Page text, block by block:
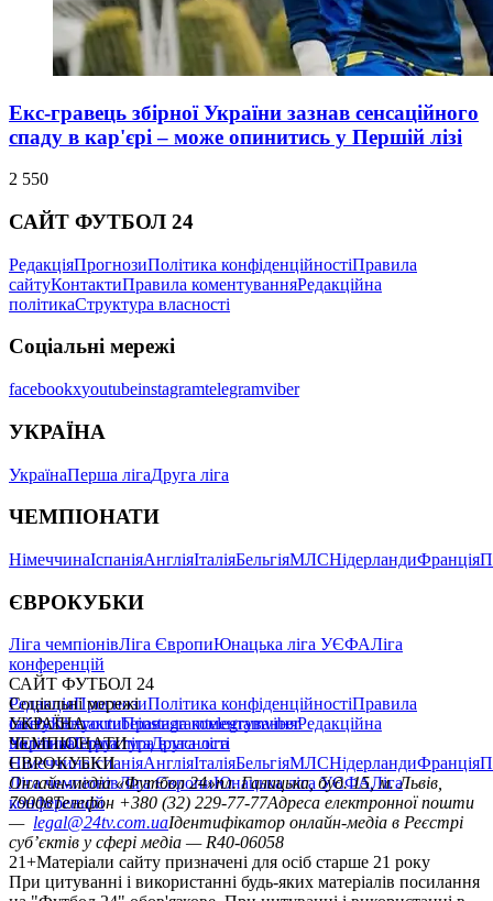
Екс-гравець збірної України зазнав сенсаційного
спаду в кар'єрі – може опинитись у Першій лізі
2 550
САЙТ ФУТБОЛ 24
РедакціяПрогнозиПолітика конфіденційностіПравила
сайтуКонтактиПравила коментуванняРедакційна
політикаСтруктура власності
Соціальні мережі
facebookxyoutubeinstagramtelegramviber
УКРАЇНА
УкраїнаПерша лігаДруга ліга
ЧЕМПІОНАТИ
НімеччинаІспаніяАнгліяІталіяБельгіяМЛСНідерландиФранція
ЄВРОКУБКИ
Ліга чемпіонівЛіга ЄвропиЮнацька ліга УЄФАЛіга
конференцій
САЙТ ФУТБОЛ 24
РедакціяПрогнозиПолітика конфіденційностіПравила
сайтуКонтактиПравила коментуванняРедакційна
політикаСтруктура власності
Соціальні мережі
facebookxyoutubeinstagramtelegramviber
УКРАЇНА
УкраїнаПерша лігаДруга ліга
ЧЕМПІОНАТИ
НімеччинаІспаніяАнгліяІталіяБельгіяМЛСНідерландиФранція
ЄВРОКУБКИ
Ліга чемпіонівЛіга ЄвропиЮнацька ліга УЄФАЛіга
конференцій
Онлайн-медіа «Футбол 24»пл. Галицька, буд. 15, м. Львів,
79008Телефон +380 (32) 229-77-77Адреса електронної пошти
— legal@24tv.com.uaІдентифікатор онлайн-медіа в Реєстрі
суб’єктів у сфері медіа — R40-06058
21+Матеріали сайту призначені для осіб старше 21 року
При цитуванні і використанні будь-яких матеріалів посилання